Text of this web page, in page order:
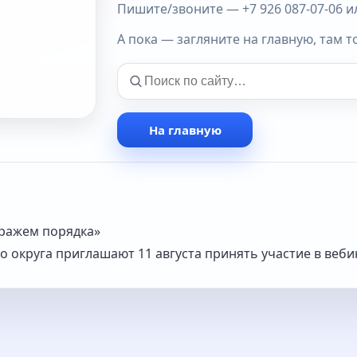
Пишите/звоните — +7 926 087-07-06
А пока — загляните на главную, там
На главную
порядка»
приглашают 11 августа принять участие в